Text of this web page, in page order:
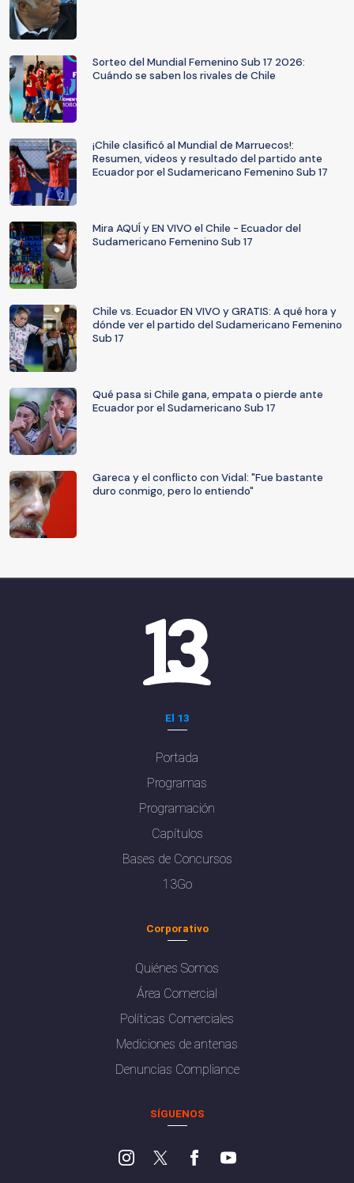
Sorteo del Mundial Femenino Sub 17 2026:
Cuándo se saben los rivales de Chile
¡Chile clasificó al Mundial de Marruecos!:
Resumen, videos y resultado del partido ante
Ecuador por el Sudamericano Femenino Sub 17
Mira AQUÍ y EN VIVO el Chile - Ecuador del
Sudamericano Femenino Sub 17
Chile vs. Ecuador EN VIVO y GRATIS: A qué hora y
dónde ver el partido del Sudamericano Femenino
Sub 17
Qué pasa si Chile gana, empata o pierde ante
Ecuador por el Sudamericano Sub 17
Gareca y el conflicto con Vidal: "Fue bastante
duro conmigo, pero lo entiendo"
El 13
Portada
Programas
Programación
Capítulos
Bases de Concursos
13Go
Corporativo
Quiénes Somos
Área Comercial
Políticas Comerciales
Mediciones de antenas
Denuncias Compliance
SÍGUENOS